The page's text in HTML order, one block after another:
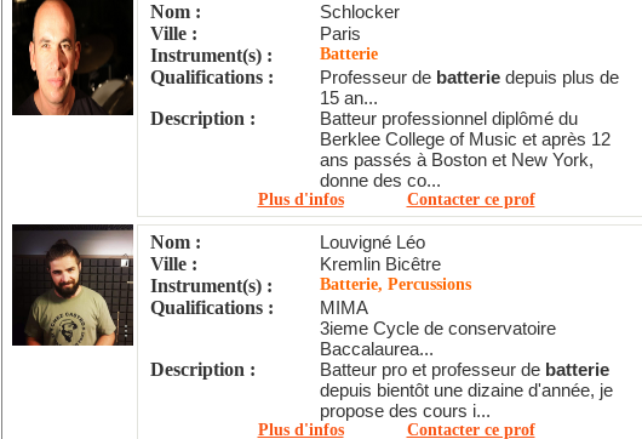
Nom :
Schlocker
Ville :
Paris
Instrument(s) :
Batterie
Qualifications : Professeur de batterie depuis plus de
15 an...
Description :
Batteur professionnel diplômé du
Berklee College of Music et après 12
ans passés à Boston et New York,
donne des co...
Plus d'infos Contacter ce prof
Nom :
Louvigné Léo
Ville :
Kremlin Bicêtre
Instrument(s) :
Batterie, Percussions
Qualifications :
MIMA
3ieme Cycle de conservatoire
Baccalaurea...
Description :
Batteur pro et professeur de batterie
depuis bientôt une dizaine d'année, je
propose des cours i...
Plus d'infos Contacter ce prof